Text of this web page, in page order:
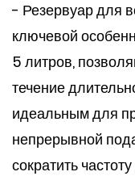
- Резервуар для
ключевой
5 литров,
течение
идеальным для
непрерывной
сократить